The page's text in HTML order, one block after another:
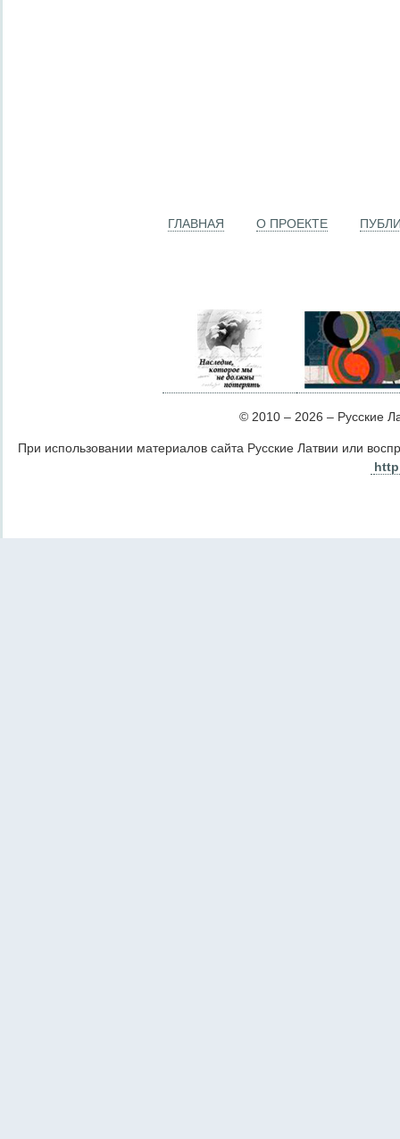
ГЛАВНАЯ О ПРОЕКТЕ
© 2010 – 2026 – Русские
При использовании материалов сайта Русские Латвии или